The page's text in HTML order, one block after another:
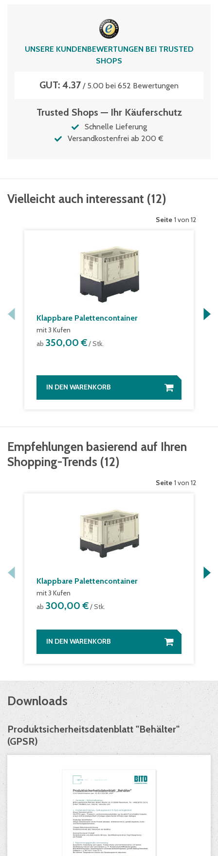
UNSERE KUNDENBEWERTUNGEN BEI TRUSTED
SHOPS
GUT: 4.37 / 5.00 bei 652 Bewertungen
Trusted Shops — Ihr Käuferschutz
Schnelle Lieferung
Versandkostenfrei ab 200 €
Vielleicht auch interessant (12)
Seite 1 von 12
Klappbare Palettencontainer
mit 3 Kufen
ab 350,00 €/ Stk.
IN DEN WARENKORB
Empfehlungen basierend auf Ihren
Shopping-Trends (12)
Seite 1 von 12
Klappbare Palettencontainer
mit 3 Kufen
ab 300,00 €/ Stk.
IN DEN WARENKORB
Downloads
Produktsicherheitsdatenblatt "Behälter"
(GPSR)